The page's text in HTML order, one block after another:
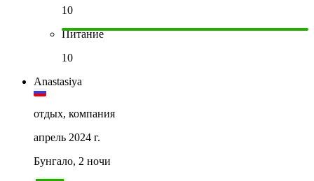
10
Питание
10
Anastasiya
отдых, компания
апрель 2024 г.
Бунгало, 2 ночи